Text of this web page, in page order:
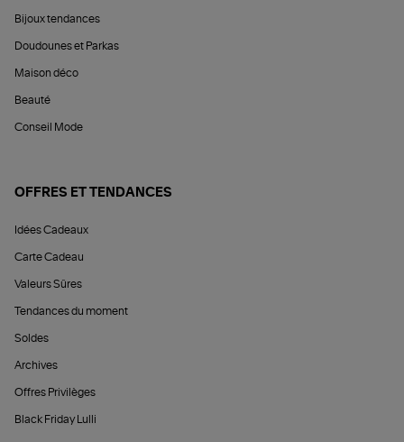
Bijoux tendances
Doudounes et Parkas
Maison déco
Beauté
Conseil Mode
OFFRES ET TENDANCES
Idées Cadeaux
Carte Cadeau
Valeurs Sûres
Tendances du moment
Soldes
Archives
Offres Privilèges
Black Friday Lulli